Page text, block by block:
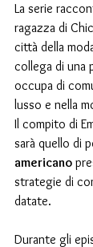
La serie
ragazza di
città della
collega di una
occupa di
lusso e nella
Il compito di
sarà quello di
americano
strategie di
datate.
Durante gli